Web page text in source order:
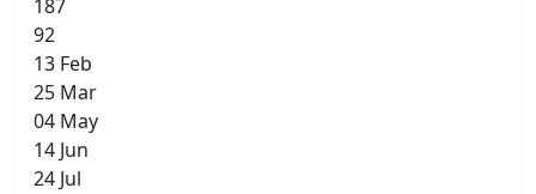
187
92
13 Feb
25 Mar
04 May
14 Jun
24 Jul